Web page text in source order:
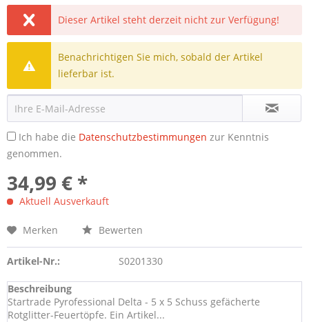
Dieser Artikel steht derzeit nicht zur Verfügung!
Benachrichtigen Sie mich, sobald der Artikel
lieferbar ist.
Ich habe die Datenschutzbestimmungen zur Kenntnis
genommen.
34,99 € *
Aktuell Ausverkauft
Merken Bewerten
Artikel-Nr.: S0201330
Beschreibung
Startrade Pyrofessional Delta - 5 x 5 Schuss gefächerte
Rotglitter-Feuertöpfe. Ein Artikel...